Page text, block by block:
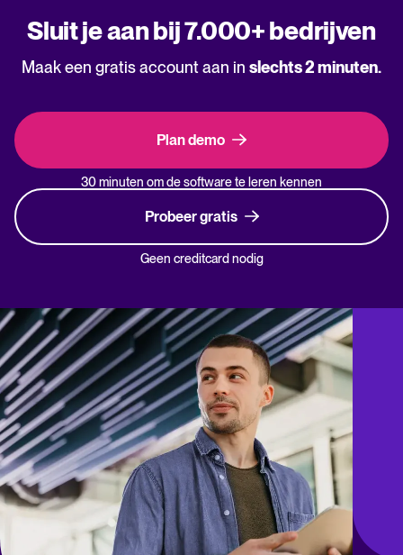
Sluit je aan bij 7.000+ bedrijven
Maak een gratis account aan in slechts 2 minuten.
Plan demo
30 minuten om de software te leren kennen
Probeer gratis
Geen creditcard nodig